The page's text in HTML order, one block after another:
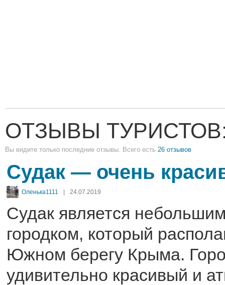
ОТЗЫВЫ
Вы видите только последние отзывы. Всего есть 26 отзывов
Судак — очень
Оленька1111 | 24.07.2019
Судак является
городком, который
Южном берегу Крыма.
удивительно красивый и